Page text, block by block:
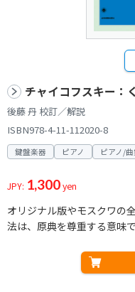
チャイコフスキー：
後藤 丹 校訂／解説
ISBN978-4-11-112020-8
鍵盤楽器 ピアノ ピアノ/曲
JPY: 1,300yen
オリジナル版やモスクワの
法は、原典を尊重する意味